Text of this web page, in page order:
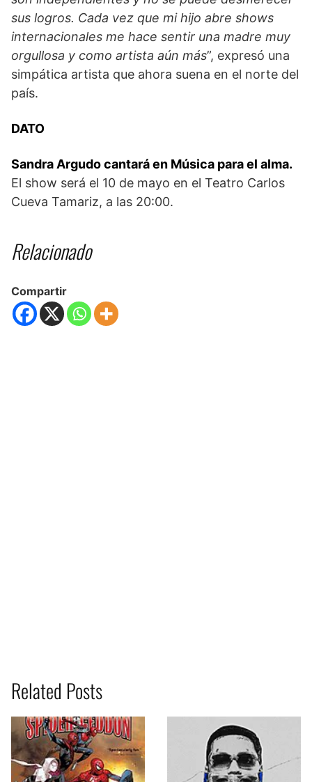
sus logros. Cada vez que mi hijo abre shows
internacionales me hace sentir una madre muy
orgullosa y como artista aún más”, expresó una
simpática artista que ahora suena en el norte del
país.
DATO
Sandra Argudo cantará en Música para el alma.
El show será el 10 de mayo en el Teatro Carlos
Cueva Tamariz, a las 20:00.
Relacionado
Compartir
Related Posts